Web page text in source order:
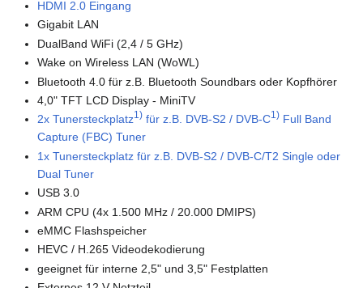
HDMI 2.0 Eingang
Gigabit LAN
DualBand WiFi (2,4 / 5 GHz)
Wake on Wireless LAN (WoWL)
Bluetooth 4.0 für z.B. Bluetooth Soundbars oder Kopfhörer
4,0" TFT LCD Display - MiniTV
2x Tunersteckplatz1) für z.B. DVB-S2 / DVB-C1) Full Band
Capture (FBC) Tuner
1x Tunersteckplatz für z.B. DVB-S2 / DVB-C/T2 Single oder
Dual Tuner
USB 3.0
ARM CPU (4x 1.500 MHz / 20.000 DMIPS)
eMMC Flashspeicher
HEVC / H.265 Videodekodierung
geeignet für interne 2,5" und 3,5" Festplatten